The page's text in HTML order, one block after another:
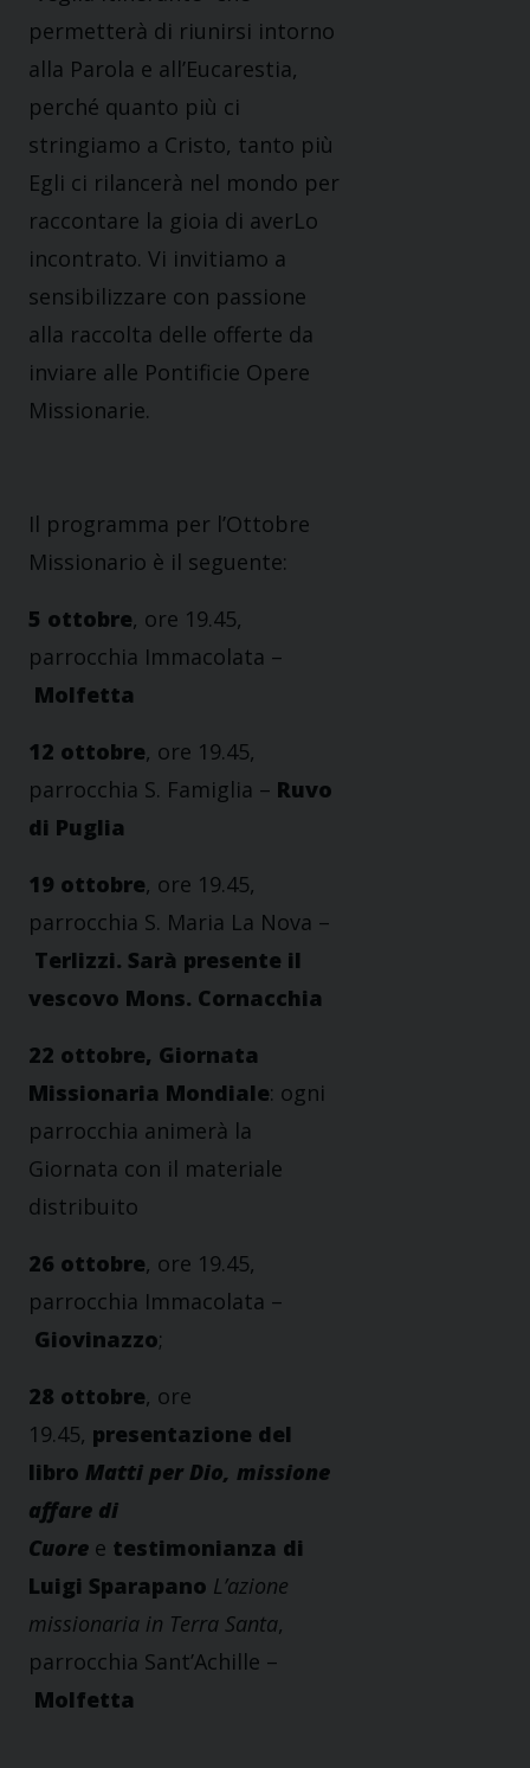
permetterà di riunirsi intorno
alla Parola e all’Eucarestia,
perché quanto più ci
stringiamo a Cristo, tanto più
Egli ci rilancerà nel mondo per
raccontare la gioia di averLo
incontrato. Vi invitiamo a
sensibilizzare con passione
alla raccolta delle offerte da
inviare alle Pontificie Opere
Missionarie.
Il programma per l’Ottobre
Missionario è il seguente:
5 ottobre, ore 19.45,
parrocchia Immacolata –
Molfetta
12 ottobre, ore 19.45,
parrocchia S. Famiglia – Ruvo
di Puglia
19 ottobre, ore 19.45,
parrocchia S. Maria La Nova –
Terlizzi. Sarà presente il
vescovo Mons. Cornacchia
22 ottobre, Giornata
Missionaria Mondiale: ogni
parrocchia animerà la
Giornata con il materiale
distribuito
26 ottobre, ore 19.45,
parrocchia Immacolata –
Giovinazzo;
28 ottobre, ore
19.45, presentazione del
libro Matti per Dio, missione
affare di
Cuore e testimonianza di
Luigi Sparapano L’azione
missionaria in Terra Santa,
parrocchia Sant’Achille –
Molfetta